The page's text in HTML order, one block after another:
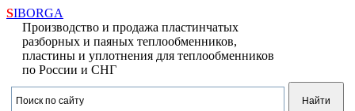
SIBORGA
Производство и продажа пластинчатых
разборных и паяных теплообменников,
пластины и уплотнения для теплообменников
по России и СНГ